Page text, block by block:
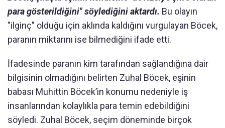
para gösterildiğini" söylediğini aktardı. Bu olayın
"ilginç" olduğu için aklında kaldığını vurgulayan Böcek,
paranın miktarını ise bilmediğini ifade etti.
İfadesinde paranın kim tarafından sağlandığına dair
bilgisinin olmadığını belirten Zuhal Böcek, eşinin
babası Muhittin Böcek’in konumu nedeniyle iş
insanlarından kolaylıkla para temin edebildiğini
söyledi. Zuhal Böcek, seçim döneminde birçok